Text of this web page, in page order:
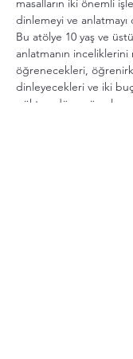
masalların iki önemli
dinlemeyi ve
Bu atölye 10 yaş ve
anlatmanın inceliklerini
öğrenecekleri,
dinleyecekleri ve iki
gökten düşen üç